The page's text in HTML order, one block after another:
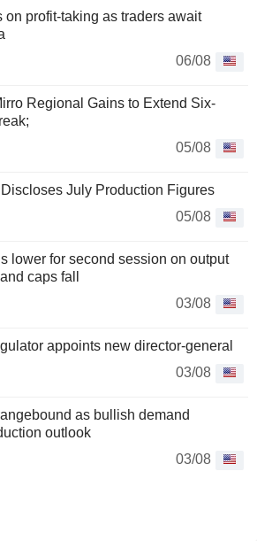
on profit-taking as traders await
06/08
Regional Gains to Extend Six-
05/08
July Production Figures
05/08
lower for second session on output
caps fall
03/08
appoints new director-general
03/08
as bullish demand
outlook
03/08